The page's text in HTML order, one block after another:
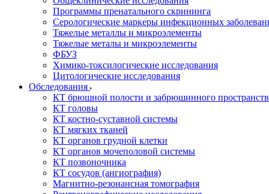
Программы пренатального скрининга
Серологические маркеры инфекционных
Тяжелые металлы и микроэлементы
Тяжелые металы и микроэлементы
ФБУЗ
Химико-токсилогические исследования
Цитологические исследования
Обследования
КТ брюшной полости и забрюшинного
КТ головы
КТ костно-суставной системы
КТ мягких тканей
КТ органов грудной клетки
КТ органов мочеполовой системы
КТ позвоночника
КТ сосудов (ангиография)
Магнитно-резонансная томография